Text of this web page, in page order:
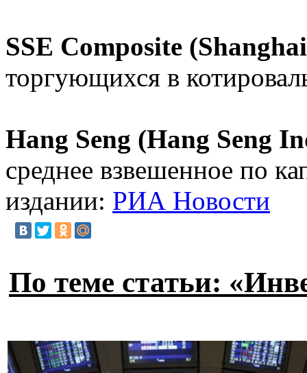
SSE Composite
торгующихся в
Hang Seng (Hang Seng
среднее взвешенное по
издании: РИА Новости
По теме статьи: